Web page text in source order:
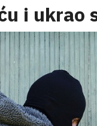
i ukrao